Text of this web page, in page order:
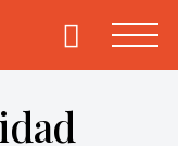
Primary